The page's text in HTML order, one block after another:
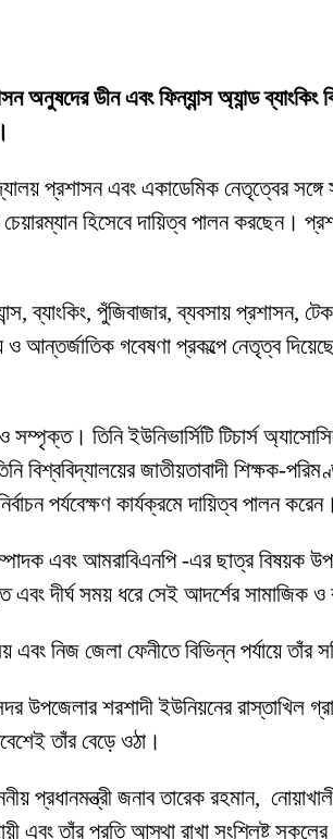
অনুষদের ডীন এবং ফিন্যান্স অ্যান্ড
প্রশাসন এবং একাডেমিক নেতৃত্বের
হিসেবে দায়িত্ব পালন করছেন।
ব্যাংকিং, পুঁজিবাজার, ব্যবসায় প্রশাসন,
ও আন্তর্জাতিক গবেষণা প্রকল্পে নেতৃত্ব
সম্পৃক্ত। তিনি ইউনিভার্সিটি টিচার্স
বিশ্ববিদ্যালয়ের জাতীয়তাবাদী শিক্ষক-
পর্যবেক্ষণ কার্যক্রমে দায়িত্ব পালন করেন।
এবং আমরাবিএনপি -এর ছাত্র বিষয়ক
এবং দীর্ঘ সময় ধরে সেই আদর্শের সামাজিক
নিজ জেলা ফেনীতে বিভিন্ন পর্যায়ে
উপজেলার শরশাদী ইউনিয়নের রাস্তাখিল
তাঁর বেড়ে ওঠা।
প্রধানমন্ত্রী জনাব তারেক রহমান,
এবং তাঁর প্রতি আস্থা রাখা সংশ্লিষ্ট